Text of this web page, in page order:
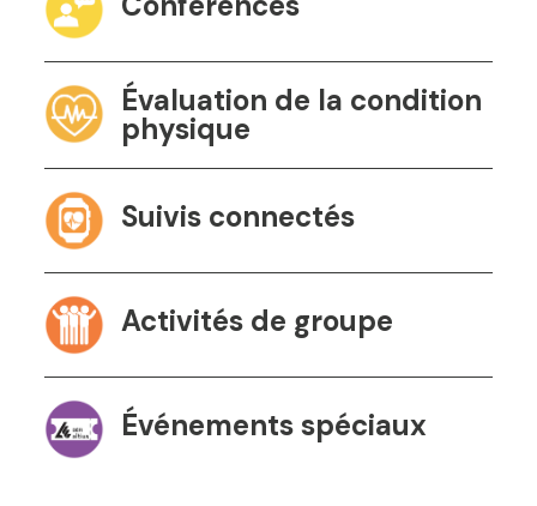
Évaluation de la condition
physique
Suivis connectés
Activités de groupe
Événements spéciaux